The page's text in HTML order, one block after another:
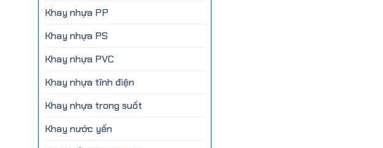
Khay nhựa PP
Khay nhựa PS
Khay nhựa PVC
Khay nhựa tĩnh điện
Khay nhựa trong suốt
Khay nước yến